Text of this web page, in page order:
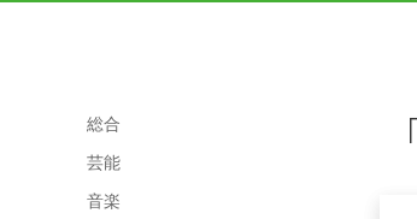
総合
芸能
音楽